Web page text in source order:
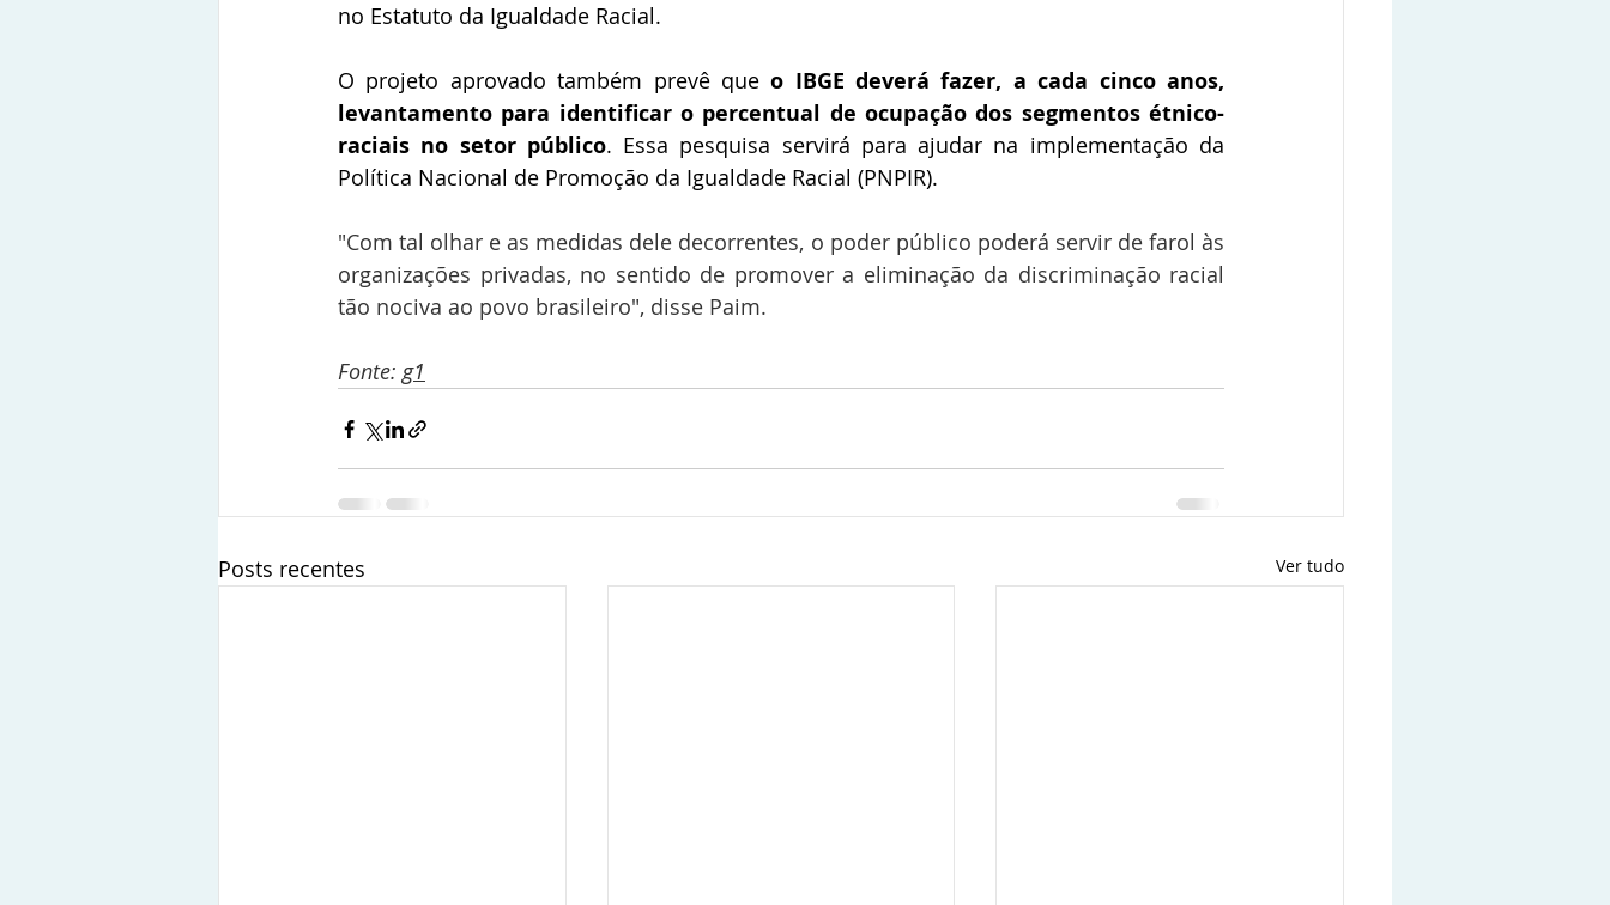
no Estatuto da Igualdade Racial.
O projeto aprovado também prevê que o IBGE deverá fazer, a cada cinco anos,
levantamento para identificar o percentual de ocupação dos segmentos étnico-
raciais no setor público. Essa pesquisa servirá para ajudar na implementação da
Política Nacional de Promoção da Igualdade Racial (PNPIR).
"Com tal olhar e as medidas dele decorrentes, o poder público poderá servir de farol às
organizações privadas, no sentido de promover a eliminação da discriminação racial
tão nociva ao povo brasileiro", disse Paim.
Fonte: g1
Posts recentes Ver tudo